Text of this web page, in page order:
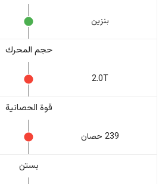
بنزين
حجم المحرك
2.0T
قوة الحصانية
239 حصان
بستن